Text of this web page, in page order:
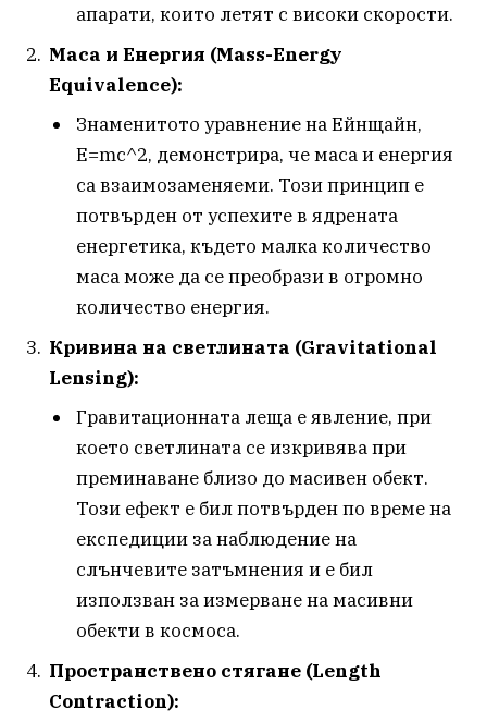
апарати, които летят с високи скорости.
Маса и Енергия (Mass-Energy
Equivalence):
Знаменитото уравнение на Ейнщайн,
E=mc^2, демонстрира, че маса и енергия
са взаимозаменяеми. Този принцип е
потвърден от успехите в ядрената
енергетика, където малка количество
маса може да се преобрази в огромно
количество енергия.
Кривина на светлината (Gravitational
Lensing):
Гравитационната леща е явление, при
което светлината се изкривява при
преминаване близо до масивен обект.
Този ефект е бил потвърден по време на
експедиции за наблюдение на
слънчевите затъмнения и е бил
използван за измерване на масивни
обекти в космоса.
Пространствено стягане (Length
Contraction):